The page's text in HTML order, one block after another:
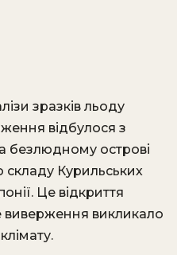
зразків льоду
відбулося з
безлюдному острові
Курильських
Це відкриття
виверження викликало